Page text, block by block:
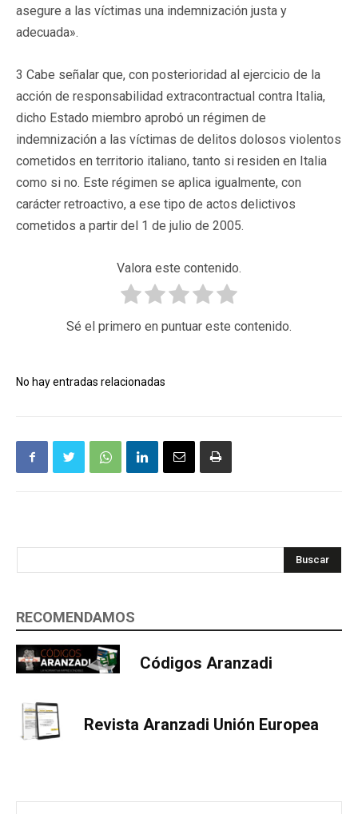
asegure a las víctimas una indemnización justa y
adecuada».
3 Cabe señalar que, con posterioridad al ejercicio de la
acción de responsabilidad extracontractual contra Italia,
dicho Estado miembro aprobó un régimen de
indemnización a las víctimas de delitos dolosos violentos
cometidos en territorio italiano, tanto si residen en Italia
como si no. Este régimen se aplica igualmente, con
carácter retroactivo, a ese tipo de actos delictivos
cometidos a partir del 1 de julio de 2005.
Valora este contenido.
Sé el primero en puntuar este contenido.
No hay entradas relacionadas
Buscar
RECOMENDAMOS
Códigos Aranzadi
Revista Aranzadi Unión Europea